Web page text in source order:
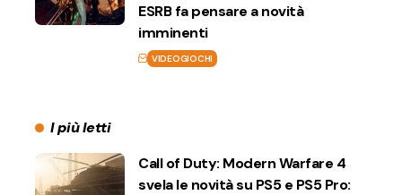
ESRB fa pensare a novità
imminenti
VIDEOGIOCHI
I più letti
Call of Duty: Modern Warfare 4
svela le novità su PS5 e PS5 Pro: